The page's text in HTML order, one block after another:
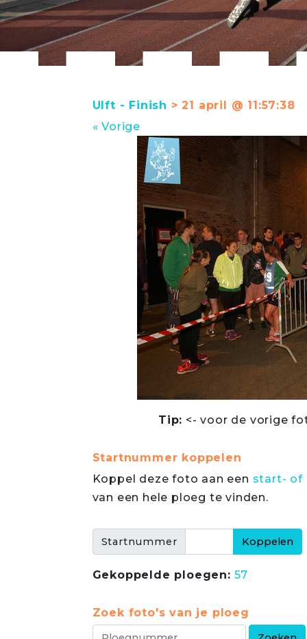
Ulft - Finish > 21 april @ 11:57:38
« Vorige
Tip: <- voor de vorige
Startnummer koppelen
Koppel deze foto aan een start- of
van een hele ploeg te vinden.
Startnummer
Gekoppelde ploegen: 57
Zoek foto's van je ploeg